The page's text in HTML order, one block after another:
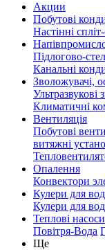
Акции
Побутові
Настінні
Підлогово-
Канальні
Зволожувачі,
Ультразвукові
Климатичні
Вентиляція
Побутові
витяжні
Опалення
Конвектори
Кулери для
Кулери для
Теплові насоси
Повітря-Вода
Ще